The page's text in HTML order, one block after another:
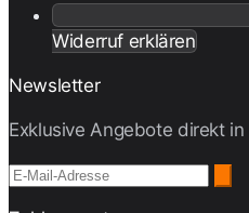
Widerruf erklären
Newsletter
Exklusive Angebote direkt